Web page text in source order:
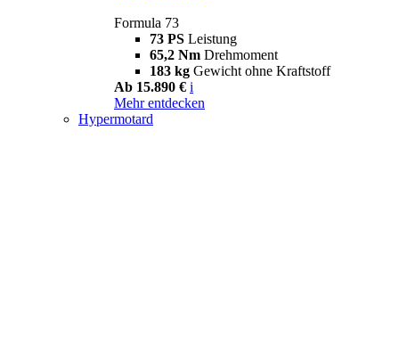
Formula 73
73 PS Leistung
65,2 Nm Drehmoment
183 kg Gewicht ohne Kraftstoff
Ab 15.890 € i
Mehr entdecken
Hypermotard